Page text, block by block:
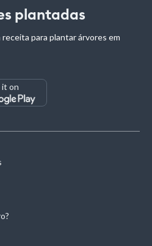
plantadas
para plantar árvores em
on